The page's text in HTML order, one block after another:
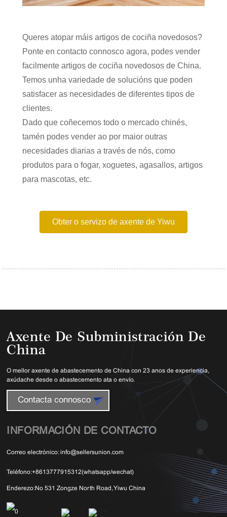
Queres atopar máis artigos de cociña novedosos?
Ponte en contacto connosco agora, podes vender
facilmente artigos de cociña novedosos de China.
Temos unha variedade de solucións que poden
satisfacer as necesidades de diferentes tipos de
clientes.
Dado que coñecemos todo o mercado chinés,
tamén podes vender ao por maior outras
necesidades diarias a través de nós, como
produtos para o fogar, xoguetes, agasallos, artigos
para mascotas, etc.
Obter o servizo de axente de Yiwu
Axente De Subministración De
China
O mellor axente de abastecemento de China con 23 anos de experiencia,
axúdache desde o abastecemento ata o envío.
Contacta connosco
INFORMACIÓN DE CONTACTO
Correo electrónico: info@sellersunion.com
Teléfono:+8613777915312(whatsapp/wechat)
Enderezo:No 531 Zongze North Road, Yiwu China